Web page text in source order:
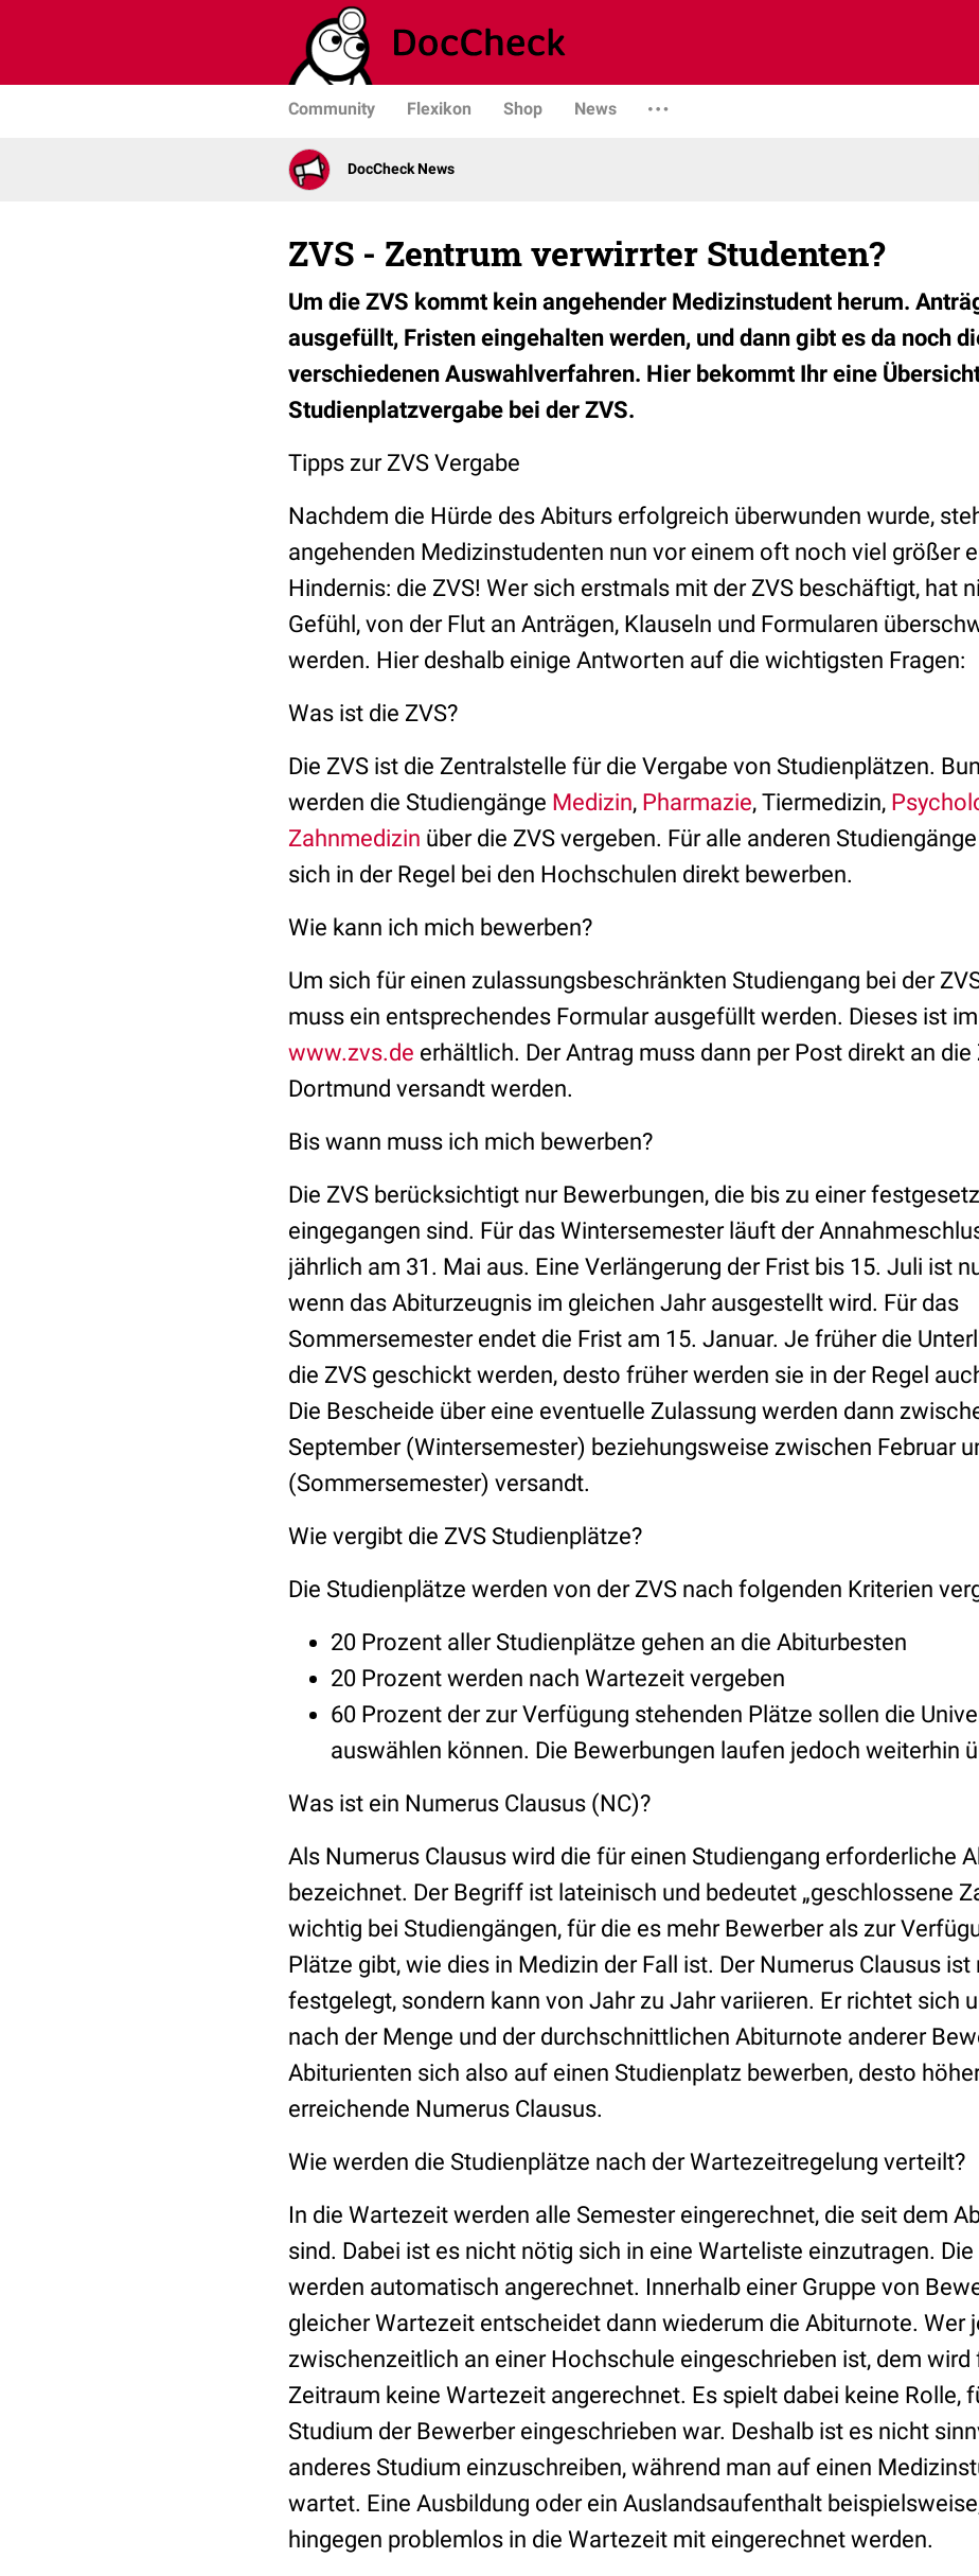
Community Flexikon Shop News
DocCheck News
ZVS - Zentrum verwirrter Studenten?
Um die ZVS kommt kein angehender Medizinstudent herum.
ausgefüllt, Fristen eingehalten werden, und dann gibt es da noch
verschiedenen Auswahlverfahren. Hier bekommt Ihr eine
Studienplatzvergabe bei der ZVS.
Tipps zur ZVS Vergabe
Nachdem die Hürde des Abiturs erfolgreich überwunden wurde,
angehenden Medizinstudenten nun vor einem oft noch viel größer
Hindernis: die ZVS! Wer sich erstmals mit der ZVS beschäftigt, hat
Gefühl, von der Flut an Anträgen, Klauseln und Formularen
werden. Hier deshalb einige Antworten auf die wichtigsten Fragen:
Was ist die ZVS?
Die ZVS ist die Zentralstelle für die Vergabe von Studienplätzen.
werden die Studiengänge Medizin, Pharmazie, Tiermedizin,
Zahnmedizin über die ZVS vergeben. Für alle anderen
sich in der Regel bei den Hochschulen direkt bewerben.
Wie kann ich mich bewerben?
Um sich für einen zulassungsbeschränkten Studiengang bei der
muss ein entsprechendes Formular ausgefüllt werden. Dieses ist
www.zvs.de erhältlich. Der Antrag muss dann per Post direkt an die
Dortmund versandt werden.
Bis wann muss ich mich bewerben?
Die ZVS berücksichtigt nur Bewerbungen, die bis zu einer
eingegangen sind. Für das Wintersemester läuft der
jährlich am 31. Mai aus. Eine Verlängerung der Frist bis 15. Juli ist
wenn das Abiturzeugnis im gleichen Jahr ausgestellt wird. Für das
Sommersemester endet die Frist am 15. Januar. Je früher die
die ZVS geschickt werden, desto früher werden sie in der Regel
Die Bescheide über eine eventuelle Zulassung werden dann
September (Wintersemester) beziehungsweise zwischen Februar
(Sommersemester) versandt.
Wie vergibt die ZVS Studienplätze?
Die Studienplätze werden von der ZVS nach folgenden Kriterien
20 Prozent aller Studienplätze gehen an die Abiturbesten
20 Prozent werden nach Wartezeit vergeben
60 Prozent der zur Verfügung stehenden Plätze sollen die
auswählen können. Die Bewerbungen laufen jedoch weiterhin
Was ist ein Numerus Clausus (NC)?
Als Numerus Clausus wird die für einen Studiengang erforderliche
bezeichnet. Der Begriff ist lateinisch und bedeutet „geschlossene
wichtig bei Studiengängen, für die es mehr Bewerber als zur
Plätze gibt, wie dies in Medizin der Fall ist. Der Numerus Clausus ist
festgelegt, sondern kann von Jahr zu Jahr variieren. Er richtet sich
nach der Menge und der durchschnittlichen Abiturnote anderer
Abiturienten sich also auf einen Studienplatz bewerben, desto
erreichende Numerus Clausus.
Wie werden die Studienplätze nach der Wartezeitregelung verteilt?
In die Wartezeit werden alle Semester eingerechnet, die seit dem
sind. Dabei ist es nicht nötig sich in eine Warteliste einzutragen.
werden automatisch angerechnet. Innerhalb einer Gruppe von
gleicher Wartezeit entscheidet dann wiederum die Abiturnote. Wer
zwischenzeitlich an einer Hochschule eingeschrieben ist, dem wird
Zeitraum keine Wartezeit angerechnet. Es spielt dabei keine Rolle,
Studium der Bewerber eingeschrieben war. Deshalb ist es nicht
anderes Studium einzuschreiben, während man auf einen
wartet. Eine Ausbildung oder ein Auslandsaufenthalt
hingegen problemlos in die Wartezeit mit eingerechnet werden.